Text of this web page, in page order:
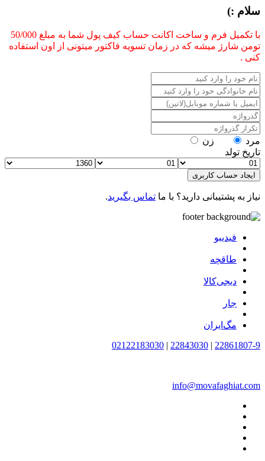
سلام :)
با تکمیل فرم و ساخت اکانت حساب کیف پول شما به مبلغ 50/000
تومن شارژ میشه که در زمان تسویه فاکتور میتونی از اون استفاده
کنی .
مرد
زن
تاریخ تولد
ایجاد حساب کاربری
نیاز به پشتیبانی دارید؟ با ما تماس بگیرید.
فیدیبو
طاقچه
دیجی‌کالا
جار
مگ‌ایران
22861807-9
|
22843030
|
02122183030
info@movafaghiat.com